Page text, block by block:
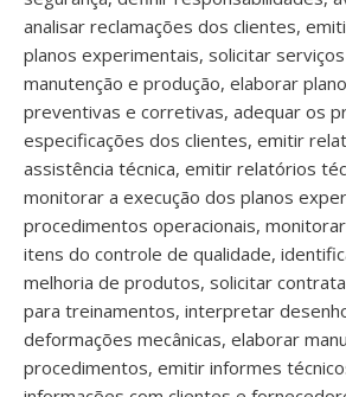
analisar reclamações dos clientes,
planos experimentais, solicitar
manutenção e produção, elaborar
preventivas e corretivas, adequar os
especificações dos clientes, emitir
assistência técnica, emitir relatórios
monitorar a execução dos planos
procedimentos operacionais,
itens do controle de qualidade,
melhoria de produtos, solicitar
para treinamentos, interpretar
deformações mecânicas, elaborar
procedimentos, emitir informes